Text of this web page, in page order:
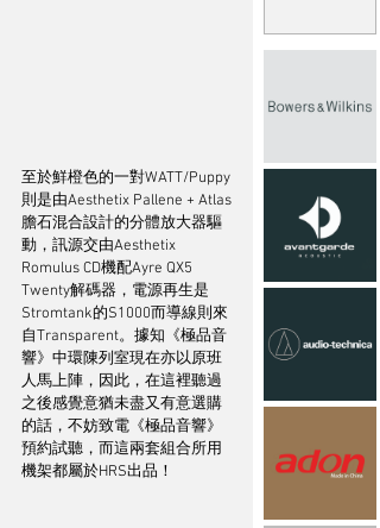
至於鮮橙色的一對WATT/Puppy
則是由Aesthetix Pallene + Atlas
膽石混合設計的分體放大器驅
動，訊源交由Aesthetix
Romulus CD機配Ayre QX5
Twenty解碼器，電源再生是
Stromtank的S1000而導線則來
自Transparent。據知《極品音
響》中環陳列室現在亦以原班
人馬上陣，因此，在這裡聽過
之後感覺意猶未盡又有意選購
的話，不妨致電《極品音響》
預約試聽，而這兩套組合所用
機架都屬於HRS出品！